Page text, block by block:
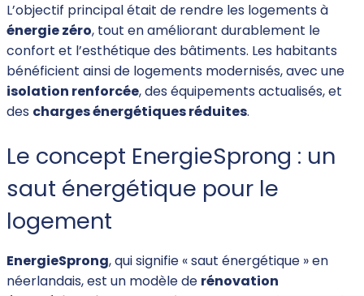
L’objectif principal était de rendre les logements à
énergie zéro, tout en améliorant durablement le
confort et l’esthétique des bâtiments. Les habitants
bénéficient ainsi de logements modernisés, avec une
isolation renforcée, des équipements actualisés, et
des charges énergétiques réduites.
Le concept EnergieSprong : un
saut énergétique pour le
logement
EnergieSprong, qui signifie « saut énergétique » en
néerlandais, est un modèle de rénovation